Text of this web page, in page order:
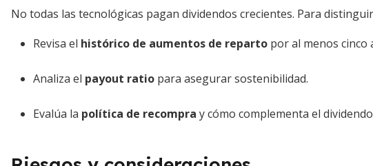
No todas las tecnológicas pagan dividendos crecientes. Para
Revisa el histórico de aumentos de reparto por al menos cinco
Analiza el payout ratio para asegurar sostenibilidad.
Evalúa la política de recompra y cómo complementa el